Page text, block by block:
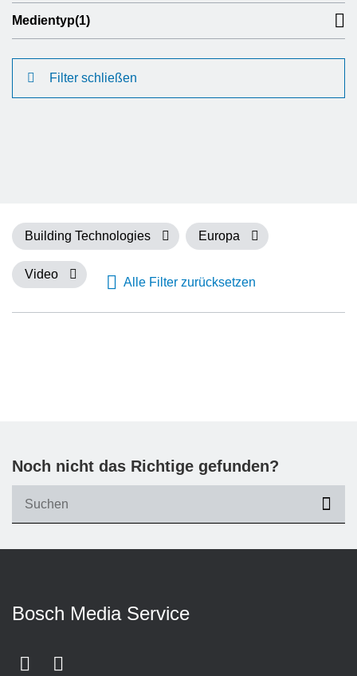
Medientyp(1)
Filter schließen
Building Technologies Europa
Video
Alle Filter zurücksetzen
Noch nicht das Richtige gefunden?
Bosch Media Service